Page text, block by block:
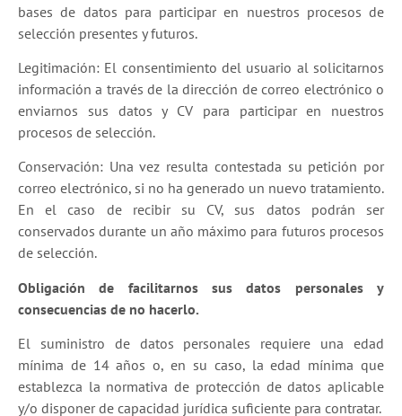
bases de datos para participar en nuestros procesos de
selección presentes y futuros.
Legitimación: El consentimiento del usuario al solicitarnos
información a través de la dirección de correo electrónico o
enviarnos sus datos y CV para participar en nuestros
procesos de selección.
Conservación: Una vez resulta contestada su petición por
correo electrónico, si no ha generado un nuevo tratamiento.
En el caso de recibir su CV, sus datos podrán ser
conservados durante un año máximo para futuros procesos
de selección.
Obligación de facilitarnos sus datos personales y
consecuencias de no hacerlo.
El suministro de datos personales requiere una edad
mínima de 14 años o, en su caso, la edad mínima que
establezca la normativa de protección de datos aplicable
y/o disponer de capacidad jurídica suficiente para contratar.